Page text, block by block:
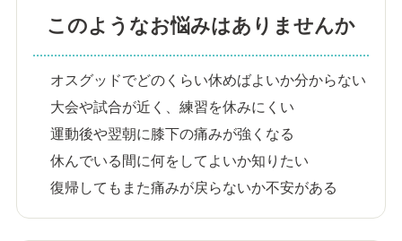
このようなお悩みはありませんか
オスグッドでどのくらい休めばよいか分からない
大会や試合が近く、練習を休みにくい
運動後や翌朝に膝下の痛みが強くなる
休んでいる間に何をしてよいか知りたい
復帰してもまた痛みが戻らないか不安がある